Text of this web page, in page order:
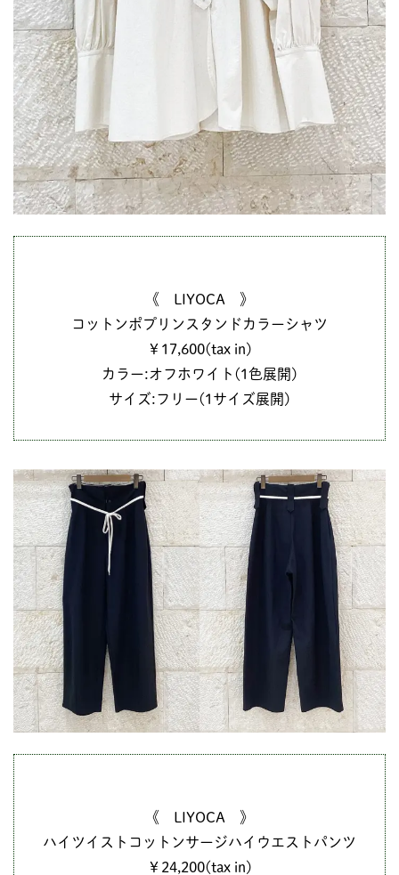
《 LIYOCA 》
コットンポプリンスタンドカラーシャツ
￥17,600(tax in)
カラー:オフホワイト(1色展開)
サイズ:フリー(1サイズ展開)
《 LIYOCA 》
ハイツイストコットンサージハイウエストパンツ
￥24,200(tax in)